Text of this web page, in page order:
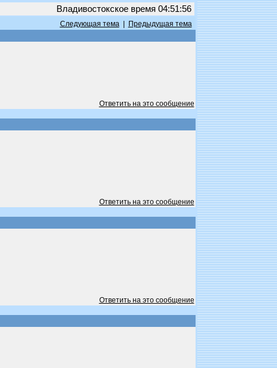
Владивостокское время 04:51:56
Следующая тема|
Предыдущая тема
Ответить на это сообщение
Ответить на это сообщение
Ответить на это сообщение